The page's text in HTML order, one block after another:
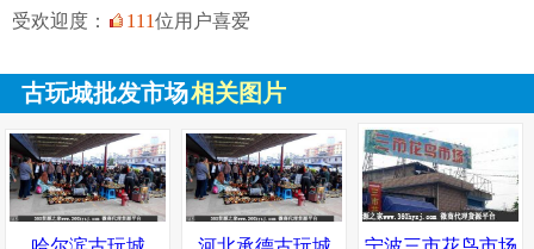
受欢迎度：
111位用户喜爱
古玩城批发市场相关图片